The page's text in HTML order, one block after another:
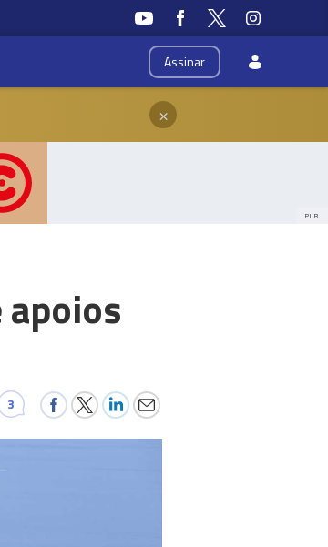
Assinar
×
PUB
3